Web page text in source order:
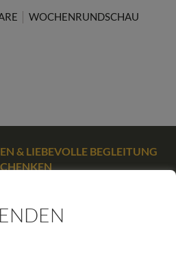
WOCHENRUNDSCHAU
& LIEBEVOLLE BEGLEITUNG